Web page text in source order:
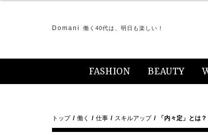
Domani 働く40代は、明日も楽しい！
FASHION BEAUTY
トップ 働く 仕事 スキルアップ 「内々定」とは